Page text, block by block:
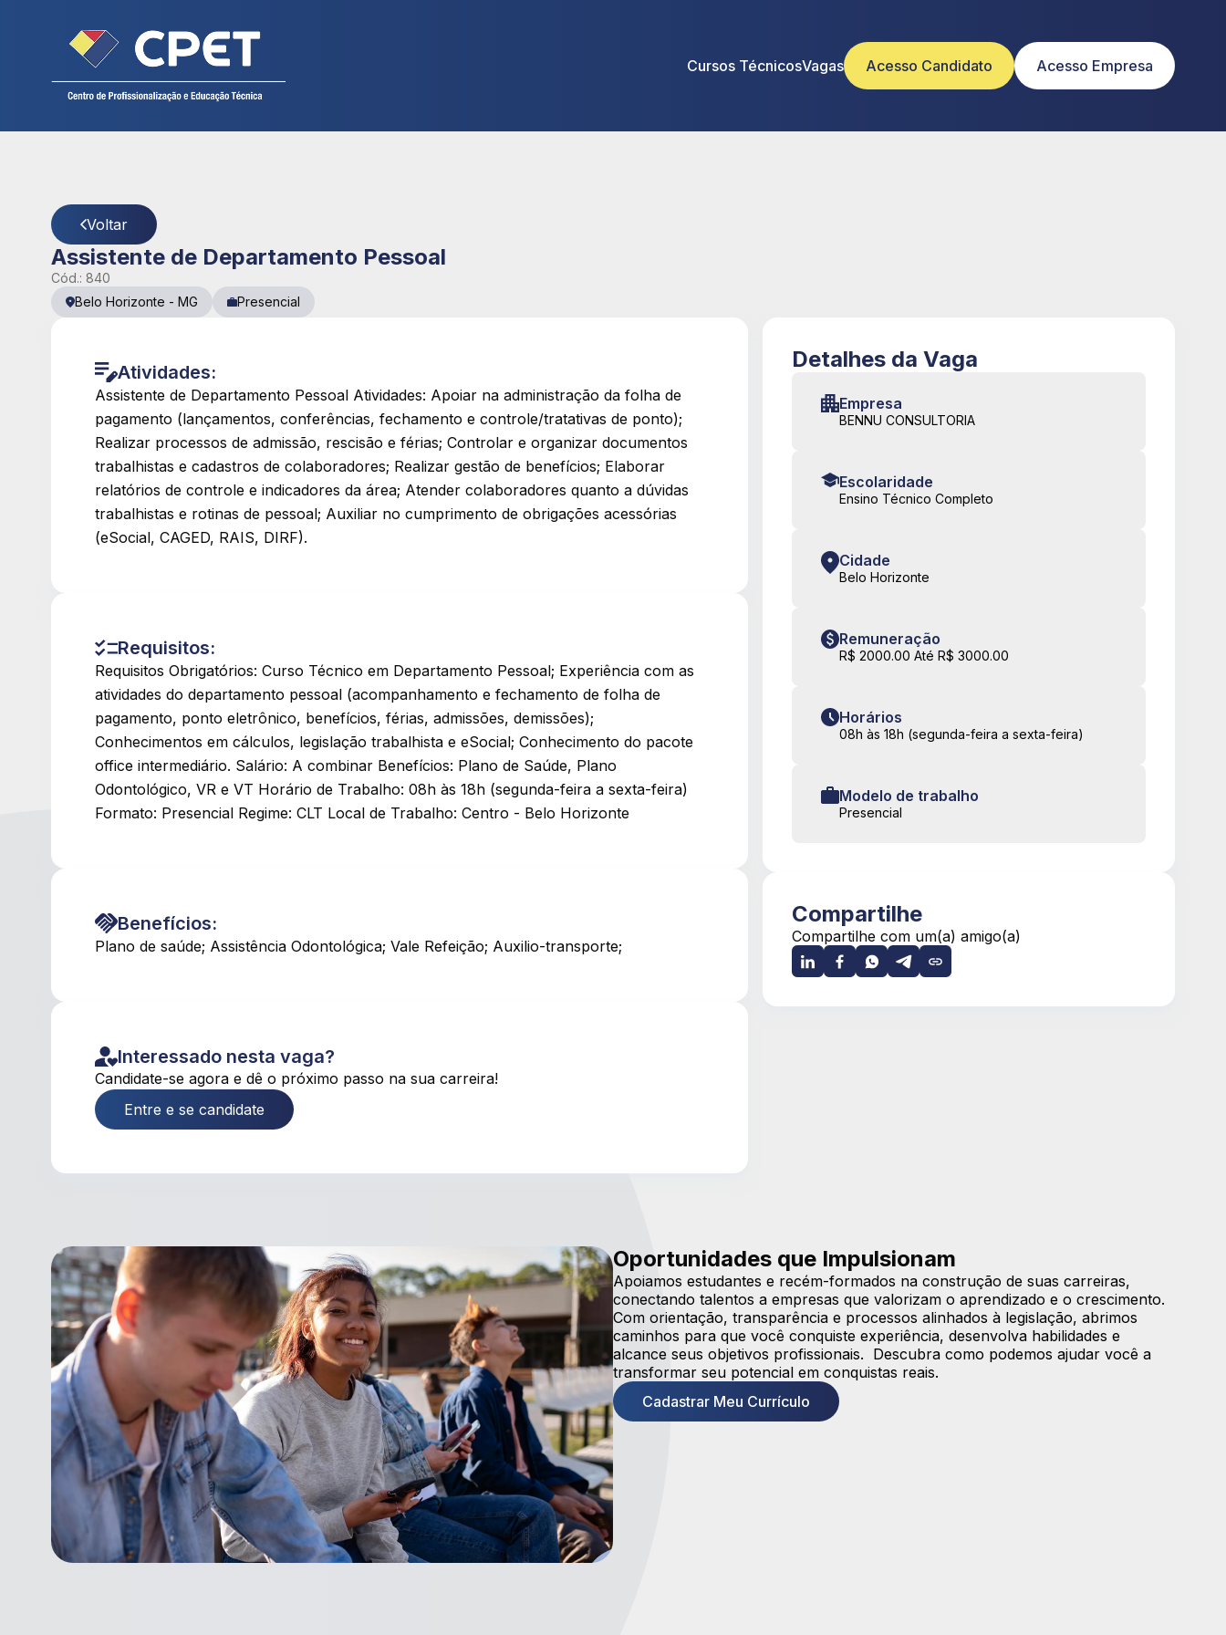
Cursos TécnicosVagas Acesso Candidato Acesso Empresa
Cadastre seu currículo
Voltar
Assistente de Departamento Pessoal
Cód.: 840
Belo Horizonte - MG Presencial
Atividades:
Assistente de Departamento Pessoal Atividades: Apoiar na administração da folha de
pagamento (lançamentos, conferências, fechamento e controle/tratativas de ponto);
Realizar processos de admissão, rescisão e férias; Controlar e organizar documentos
trabalhistas e cadastros de colaboradores; Realizar gestão de benefícios; Elaborar
relatórios de controle e indicadores da área; Atender colaboradores quanto a dúvidas
trabalhistas e rotinas de pessoal; Auxiliar no cumprimento de obrigações acessórias
(eSocial, CAGED, RAIS, DIRF).
Requisitos:
Requisitos Obrigatórios: Curso Técnico em Departamento Pessoal; Experiência com as
atividades do departamento pessoal (acompanhamento e fechamento de folha de
pagamento, ponto eletrônico, benefícios, férias, admissões, demissões);
Conhecimentos em cálculos, legislação trabalhista e eSocial; Conhecimento do pacote
office intermediário. Salário: A combinar Benefícios: Plano de Saúde, Plano
Odontológico, VR e VT Horário de Trabalho: 08h às 18h (segunda-feira a sexta-feira)
Formato: Presencial Regime: CLT Local de Trabalho: Centro - Belo Horizonte
Benefícios:
Plano de saúde; Assistência Odontológica; Vale Refeição; Auxilio-transporte;
Interessado nesta vaga?
Candidate-se agora e dê o próximo passo na sua carreira!
Entre e se candidate
Detalhes da Vaga
Empresa
BENNU CONSULTORIA
Escolaridade
Ensino Técnico Completo
Cidade
Belo Horizonte
Remuneração
R$ 2000.00 Até R$ 3000.00
Horários
08h às 18h (segunda-feira a sexta-feira)
Modelo de trabalho
Presencial
Compartilhe
Compartilhe com um(a) amigo(a)
Oportunidades que Impulsionam
Apoiamos estudantes e recém-formados na construção de suas carreiras,
conectando talentos a empresas que valorizam o aprendizado e o crescimento.
Com orientação, transparência e processos alinhados à legislação, abrimos
caminhos para que você conquiste experiência, desenvolva habilidades e
alcance seus objetivos profissionais. Descubra como podemos ajudar você a
transformar seu potencial em conquistas reais.
Cadastrar Meu Currículo